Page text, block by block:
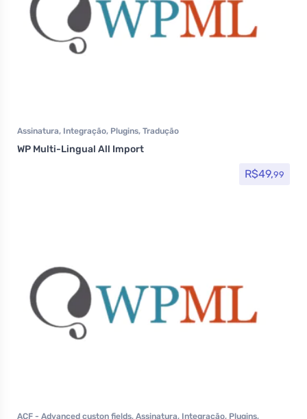
Assinatura, Integração, Plugins, Tradução
WP Multi-Lingual All Import
R$49,99
ACF - Advanced custon fields, Assinatura, Integração, Plugins,